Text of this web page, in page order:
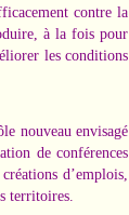
contre la
à la fois pour
les conditions
nouveau envisagé
de conférences
d’emplois,
territoires.